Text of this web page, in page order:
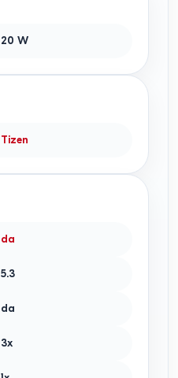
20 W
Tizen
da
5.3
da
3x